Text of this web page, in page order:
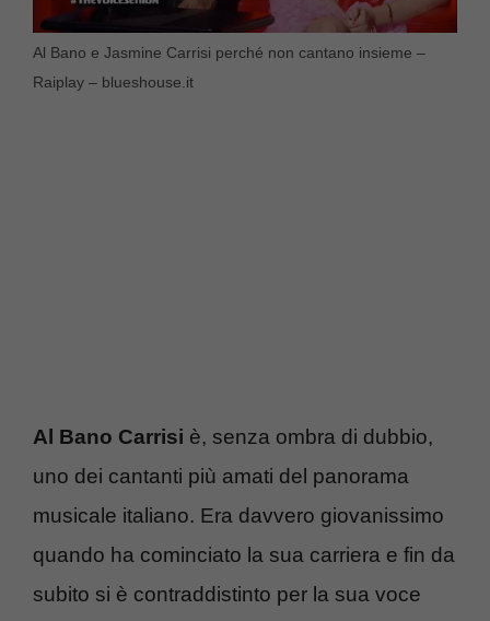
Al Bano e Jasmine Carrisi perché non cantano insieme –
Raiplay – blueshouse.it
Al Bano Carrisi è, senza ombra di dubbio,
uno dei cantanti più amati del panorama
musicale italiano. Era davvero giovanissimo
quando ha cominciato la sua carriera e fin da
subito si è contraddistinto per la sua voce